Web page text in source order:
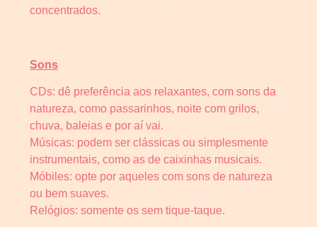
concentrados.
Sons
CDs: dê preferência aos relaxantes, com sons da
natureza, como passarinhos, noite com grilos,
chuva, baleias e por aí vai.
Músicas: podem ser clássicas ou simplesmente
instrumentais, como as de caixinhas musicais.
Móbiles: opte por aqueles com sons de natureza
ou bem suaves.
Relógios: somente os sem tique-taque.